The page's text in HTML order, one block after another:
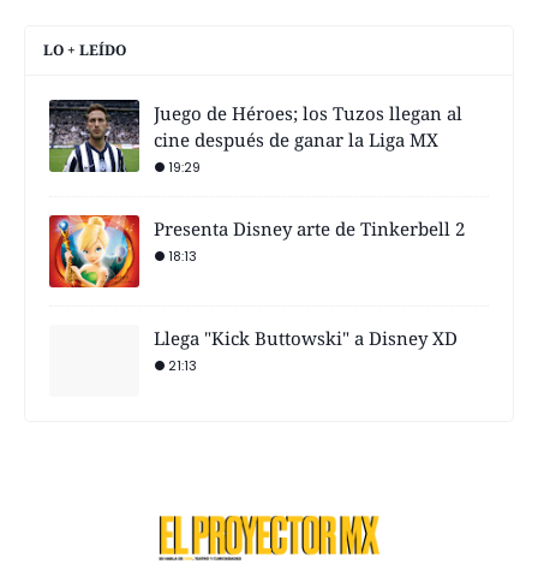
LO + LEÍDO
Juego de Héroes; los Tuzos llegan al
cine después de ganar la Liga MX
19:29
Presenta Disney arte de Tinkerbell 2
18:13
Llega "Kick Buttowski" a Disney XD
21:13